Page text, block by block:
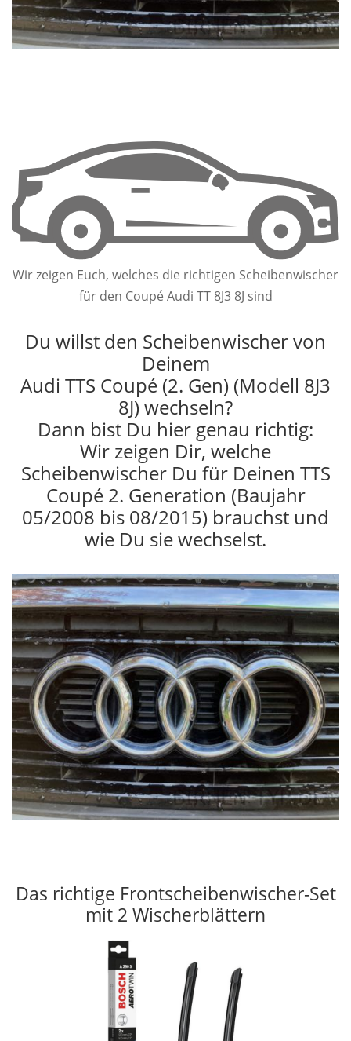
Wir zeigen Euch, welches die richtigen Scheibenwischer
für den Coupé Audi TT 8J3 8J sind
Du willst den Scheibenwischer von
Deinem
Audi TTS Coupé (2. Gen) (Modell 8J3
8J) wechseln?
Dann bist Du hier genau richtig:
Wir zeigen Dir, welche
Scheibenwischer Du für Deinen TTS
Coupé 2. Generation (Baujahr
05/2008 bis 08/2015) brauchst und
wie Du sie wechselst.
Das richtige Frontscheibenwischer-Set
mit 2 Wischerblättern